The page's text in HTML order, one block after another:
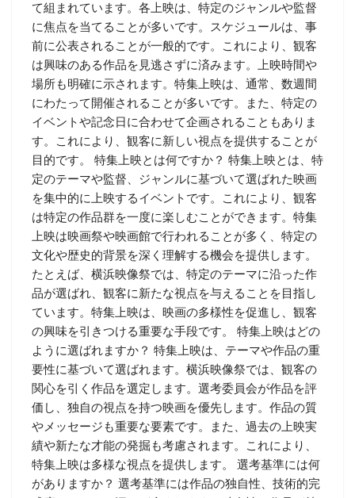
て組まれています。各上映は、特定のジャンルや監督
に焦点を当てることが多いです。スケジュールは、事
前に公表されることが一般的です。これにより、観客
は興味のある作品を見逃さずに済みます。上映時間や
場所も明確に示されます。特集上映は、通常、数週間
にわたって開催されることが多いです。また、特定の
イベントや記念日に合わせて企画されることもありま
す。これにより、観客に新しい視点を提供することが
目的です。 特集上映とは何ですか？ 特集上映とは、特
定のテーマや監督、ジャンルに基づいて選ばれた映画
を集中的に上映するイベントです。これにより、観客
は特定の作品群を一度に楽しむことができます。特集
上映は映画祭や映画館で行われることが多く、特定の
文化や歴史的背景を深く理解する機会を提供します。
たとえば、横浜映像祭では、特定のテーマに沿った作
品が選ばれ、観客に新たな視点を与えることを目指し
ています。特集上映は、映画の多様性を促進し、観客
の興味を引きつける重要な手段です。 特集上映はどの
ように選ばれますか？ 特集上映は、テーマや作品の重
要性に基づいて選ばれます。横浜映像祭では、観客の
関心を引く作品を選定します。選考委員会が作品を評
価し、独自の視点を持つ映画を優先します。作品の質
やメッセージも重要な要素です。また、過去の上映実
績や新たな才能の発掘も考慮されます。これにより、
特集上映は多様な視点を提供します。 選考基準には何
がありますか？ 選考基準には作品の独自性、技術的完